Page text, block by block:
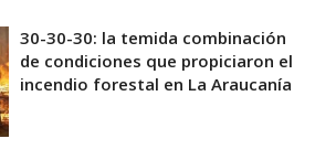
30-30-30: la temida combinación
de condiciones que propiciaron el
incendio forestal en La Araucanía